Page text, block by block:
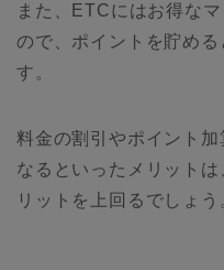
また、ETCにはお得な
ので、ポイントを貯め
す。
料金の割引やポイント
なるといったメリット
リットを上回るでしょう